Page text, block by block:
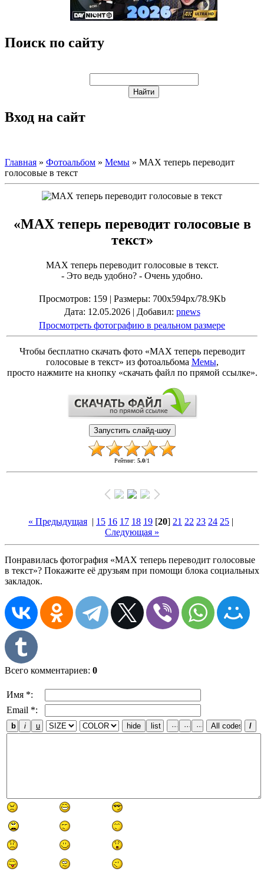
Поиск по сайту
Вход на сайт
Главная » Фотоальбом » Мемы » МАХ теперь переводит
голосовые в текст
«МАХ теперь переводит голосовые в
текст»
МАХ теперь переводит голосовые в текст.
- Это ведь удобно? - Очень удобно.
Просмотров: 159 | Размеры: 700x594px/78.9Kb
Дата: 12.05.2026 | Добавил: pnews
Просмотреть фотографию в реальном размере
Чтобы бесплатно скачать фото «МАХ теперь переводит
голосовые в текст» из фотоальбома Мемы,
просто нажмите на кнопку «скачать файл по прямой ссылке».
Рейтинг: 5.0/1
« Предыдущая | 15 16 17 18 19 [20] 21 22 23 24 25 |
Следующая »
Понравилась фотография «МАХ теперь переводит голосовые
в текст»? Покажите её друзьям при помощи блока социальных
закладок.
Всего комментариев: 0
Имя *:
Email *: